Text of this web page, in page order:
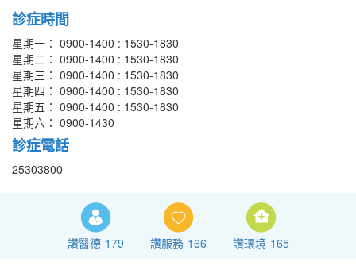
診症時間
星期一： 0900-1400 : 1530-1830
星期二： 0900-1400 : 1530-1830
星期三： 0900-1400 : 1530-1830
星期四： 0900-1400 : 1530-1830
星期五： 0900-1400 : 1530-1830
星期六： 0900-1430
診症電話
25303800
讚醫德 179 讚服務 166 讚環境 165